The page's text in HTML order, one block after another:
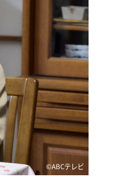
©️ABCテレビ